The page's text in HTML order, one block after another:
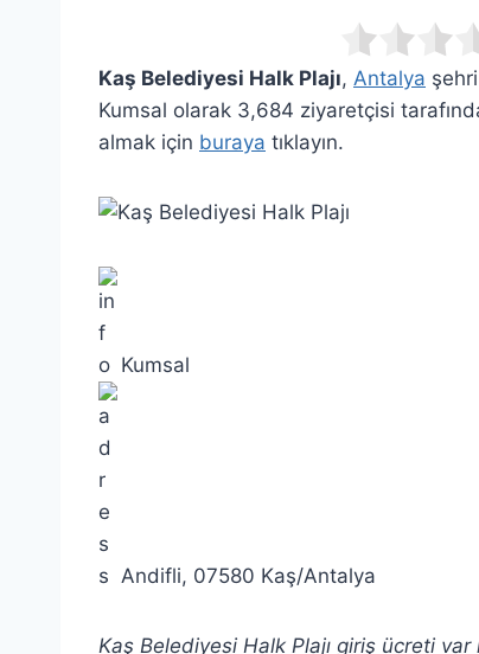
Kaş Belediyesi Halk Plajı, Antalya
Kumsal olarak 3,684 ziyaretçisi
almak için buraya tıklayın.
Kumsal
Andifli, 07580 Kaş/Antalya
Kaş Belediyesi Halk Plajı giriş ücreti var